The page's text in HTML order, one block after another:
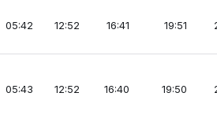
05:42 12:52 16:41 19:51
05:43 12:52 16:40 19:50